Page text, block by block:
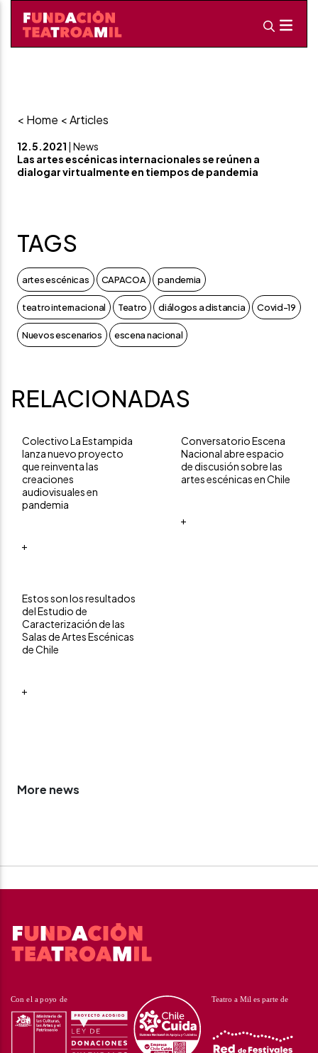
< Home < Articles
12.5.2021 | News
Las artes escénicas internacionales se reúnen a
dialogar virtualmente en tiempos de pandemia
TAGS
artes escénicas CAPACOA pandemia
teatro internacional Teatro diálogos a distancia Covid-19
Nuevos escenarios escena nacional
RELACIONADAS
Colectivo La Estampida
lanza nuevo proyecto
que reinventa las
creaciones
audiovisuales en
pandemia
+
Conversatorio Escena
Nacional abre espacio
de discusión sobre las
artes escénicas en Chile
+
Estos son los resultados
del Estudio de
Caracterización de las
Salas de Artes Escénicas
de Chile
+
More news